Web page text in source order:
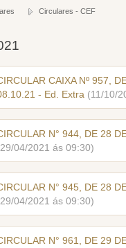
Circulares - CEF
CAIXA Nº 957,
- Ed. Extra (11/10/
N° 944, DE 28
04/2021 ás 09:30)
N° 945, DE 28
04/2021 ás 09:30)
N° 961, DE 29